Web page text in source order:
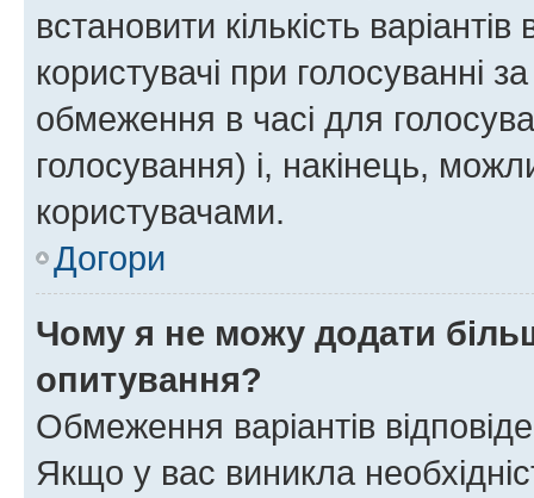
встановити кількість
користувачі при голосуванні
обмеження в часі для
голосування) і, накінець,
користувачами.
Догори
Чому я не можу додати
опитування?
Обмеження варіантів
Якщо у вас виникла